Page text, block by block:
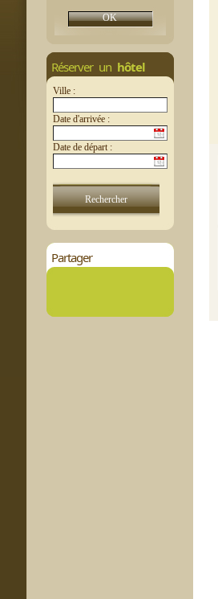
Réserver un hôtel
Ville :
Date d'arrivée :
Date de départ :
Partager